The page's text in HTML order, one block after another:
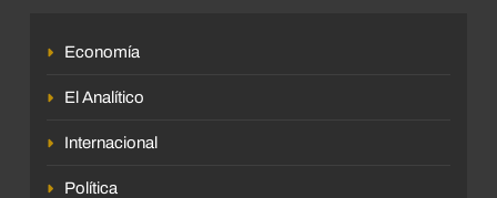
Economía
El Analítico
Internacional
Política